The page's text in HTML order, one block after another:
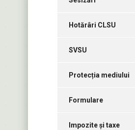
Hotărâri CLSU
SVSU
Protecția mediului
Formulare
Impozite și taxe